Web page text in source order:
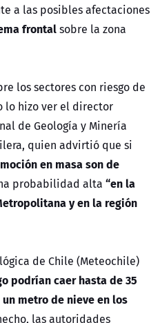
a las posibles afectaciones
frontalsobre la zona
los sectores con riesgo de
lo hizo ver el director
de Geología y Minería
quien advirtió que si
en masa son de
probabilidad alta “en la
y en la región
de Chile (Meteochile)
podrían caer hasta de 35
metro de nieve en los
las autoridades